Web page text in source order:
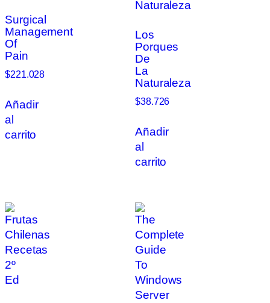
Surgical
Management
Of
Pain
$221.028
Añadir
al
carrito
Los
Porques
De
La
Naturaleza
$38.726
Añadir
al
carrito